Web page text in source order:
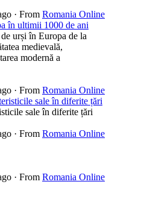
· From Romania Online
în ultimii 1000 de ani
urși în Europa de la
medievală,
modernă a
· From Romania Online
sale în diferite țări
sale în diferite țări
· From Romania Online
· From Romania Online